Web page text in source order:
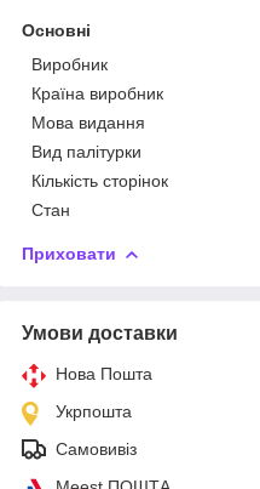
Основні
Виробник
Країна виробник
Мова видання
Вид палітурки
Кількість сторінок
Стан
Приховати
Умови доставки
Нова Пошта
Укрпошта
Самовивіз